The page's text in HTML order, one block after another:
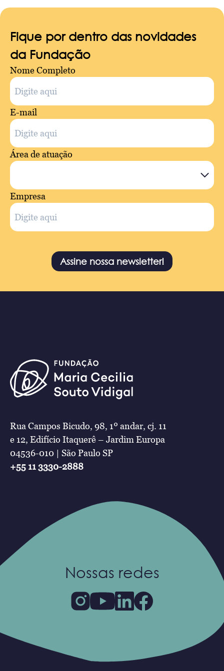
Fique por dentro das novidades
da Fundação
Nome Completo
E-mail
Área de atuação
Empresa
Assine nossa newsletter!
Rua Campos Bicudo, 98, 1º andar, cj. 11
e 12, Edifício Itaquerê – Jardim Europa
04536-010 | São Paulo SP
+55 11 3330-2888
Nossas redes